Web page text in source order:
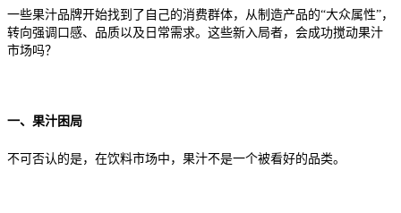
一些果汁品牌开始找到了自己的消费群体，从制造产品的“大众属性”，
转向强调口感、品质以及日常需求。这些新入局者，会成功搅动果汁
市场吗？
一、果汁困局
不可否认的是，在饮料市场中，果汁不是一个被看好的品类。